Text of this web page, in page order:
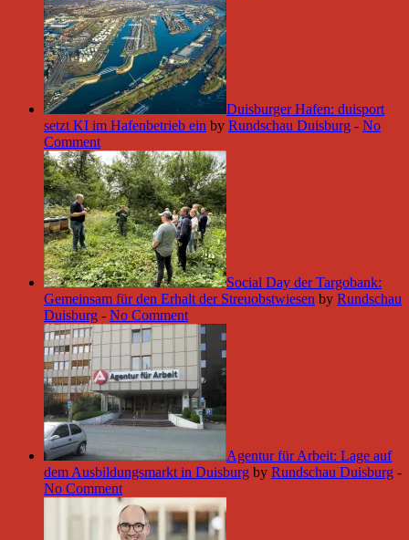
Duisburger Hafen: duisport
setzt KI im Hafenbetrieb ein by Rundschau Duisburg - No
Comment
Social Day der Targobank:
Gemeinsam für den Erhalt der Streuobstwiesen by Rundschau
Duisburg - No Comment
Agentur für Arbeit: Lage auf
dem Ausbildungsmarkt in Duisburg by Rundschau Duisburg -
No Comment